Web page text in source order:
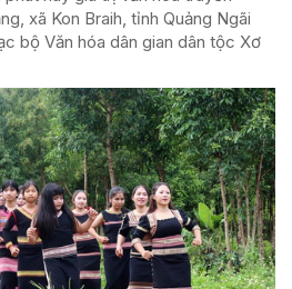
xã Kon Braih, tỉnh Quảng Ngãi
bộ Văn hóa dân gian dân tộc Xơ